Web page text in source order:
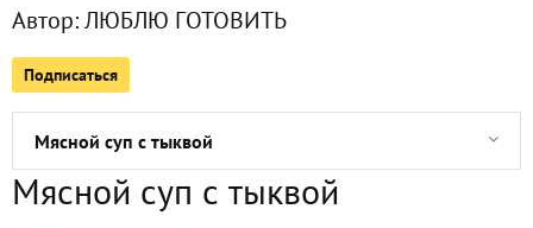
Автор:ЛЮБЛЮ ГОТОВИТЬ
Подписаться
Тыковки с мясным рагу
Теплый салат с фасолью и свининой
Мясной суп с тыквой
Миндальный кекс с тыквой "Янтарный": мастер-класс
Мясной суп с тыквой